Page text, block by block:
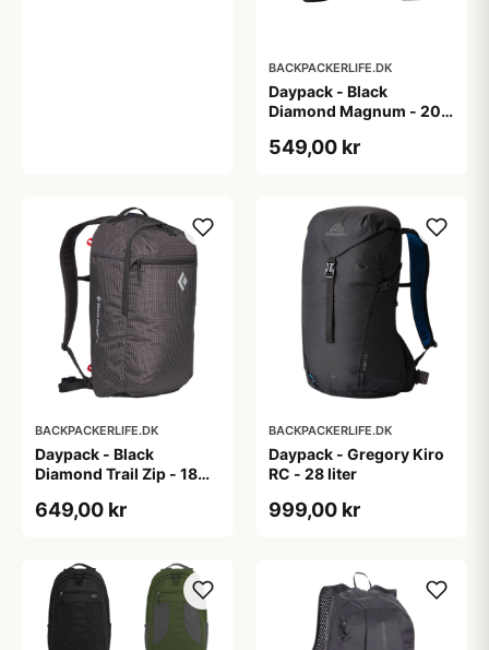
BACKPACKERLIFE.DK
Daypack - Black
Diamond Magnum - 20
549,00 kr
BACKPACKERLIFE.DK
Daypack - Black
Diamond Trail Zip - 18
649,00 kr
BACKPACKERLIFE.DK
Daypack - Gregory Kiro
RC - 28 liter
999,00 kr